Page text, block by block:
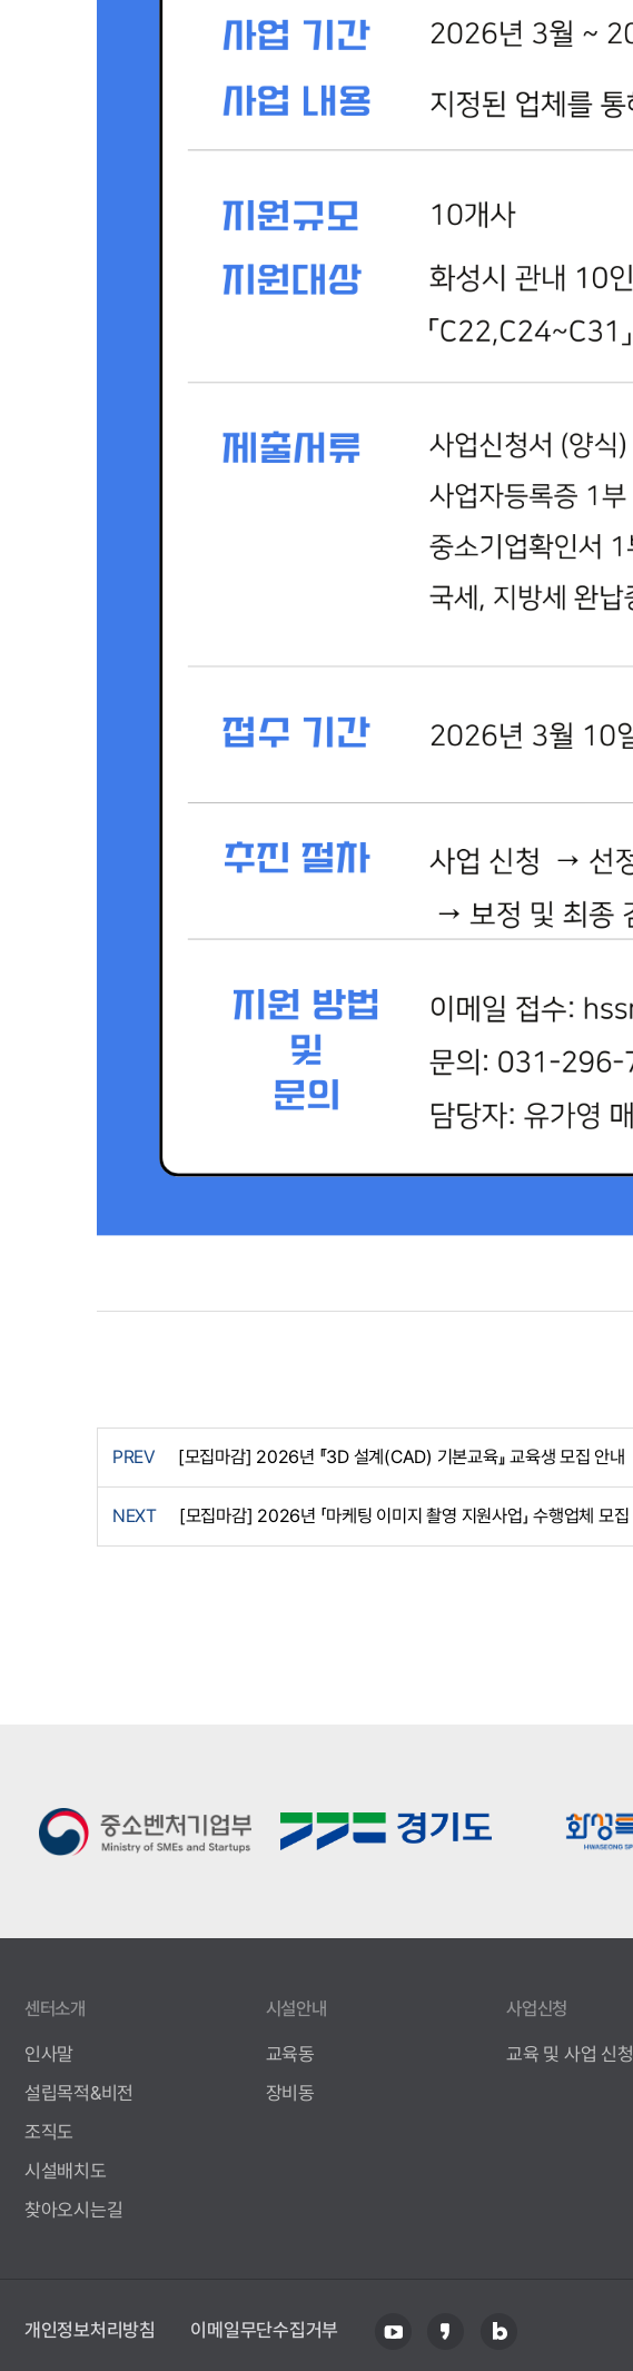
PREV [모집마감] 2026년 『3D 설계(CAD) 기본교육』 교육생 모집 안내
NEXT [모집마감] 2026년 「마케팅 이미지 촬영 지원사업」 수행업체 모집
센터소개 시설안내 사업신청
인사말
설립목적&비전
조직도
시설배치도
찾아오시는길
교육동
장비동
교육 및 사업 신청
개인정보처리방침 이메일무단수집거부